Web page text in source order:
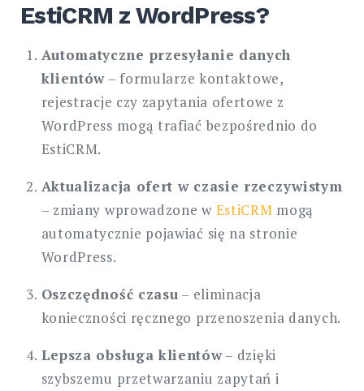
EstiCRM z WordPress?
Automatyczne przesyłanie danych
klientów – formularze kontaktowe,
rejestracje czy zapytania ofertowe z
WordPress mogą trafiać bezpośrednio do
EstiCRM.
Aktualizacja ofert w czasie rzeczywistym
– zmiany wprowadzone w EstiCRM mogą
automatycznie pojawiać się na stronie
WordPress.
Oszczędność czasu – eliminacja
konieczności ręcznego przenoszenia danych.
Lepsza obsługa klientów– dzięki
szybszemu przetwarzaniu zapytań i